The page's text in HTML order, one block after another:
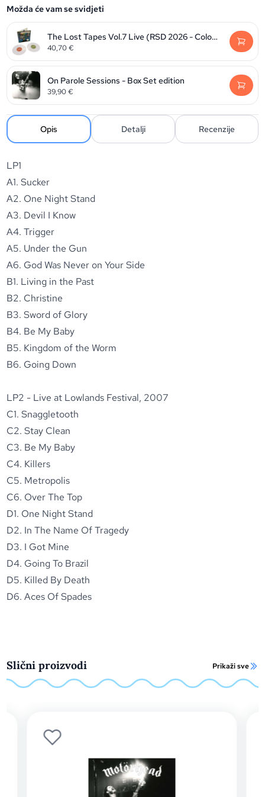
Možda će vam se svidjeti
The Lost Tapes Vol.7 Live (RSD 2026 - Colour vinyl)
40,70€
On Parole Sessions - Box Set edition
39,90€
Opis Detalji Recenzije
LP1
A1. Sucker
A2. One Night Stand
A3. Devil I Know
A4. Trigger
A5. Under the Gun
A6. God Was Never on Your Side
B1. Living in the Past
B2. Christine
B3. Sword of Glory
B4. Be My Baby
B5. Kingdom of the Worm
B6. Going Down
LP2 - Live at Lowlands Festival, 2007
C1. Snaggletooth
C2. Stay Clean
C3. Be My Baby
C4. Killers
C5. Metropolis
C6. Over The Top
D1. One Night Stand
D2. In The Name Of Tragedy
D3. I Got Mine
D4. Going To Brazil
D5. Killed By Death
D6. Aces Of Spades
Slični proizvodi Prikaži sve